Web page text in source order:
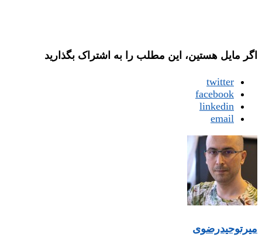
اگر مایل هستین، این مطلب را به اشتراک بگذارید
twitter
facebook
linkedin
email
میر‌توحیدرضوی